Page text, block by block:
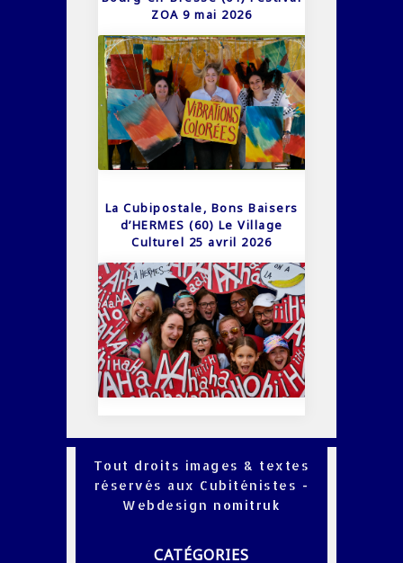
ZOA 9 mai 2026
La Cubipostale, Bons Baisers
d’HERMES (60) Le Village
Culturel 25 avril 2026
Tout droits images & textes
réservés aux Cubiténistes -
Webdesign nomitruk
CATÉGORIES